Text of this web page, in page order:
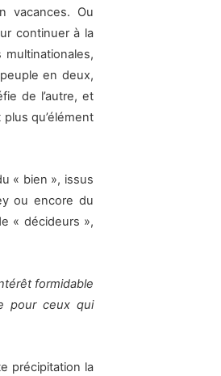
vacances. Ou
continuer à la
en deux,
de l’autre, et
qu’élément
« bien », issus
ou encore du
« décideurs »,
formidable
pour ceux qui
précipitation la